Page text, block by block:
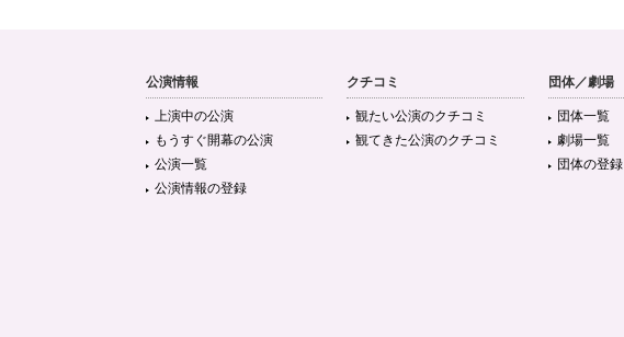
公演情報
上演中の公演
もうすぐ開幕の公演
公演一覧
公演情報の登録
クチコミ
観たい公演のクチコミ
観てきた公演のクチコミ
団体／劇場
団体一覧
劇場一覧
団体の登録